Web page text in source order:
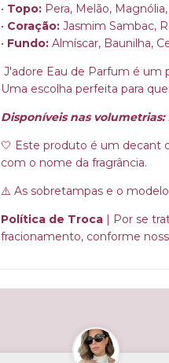
• Topo: Pera, Melão,
• Coração: Jasmim Sambac,
• Fundo: Almíscar, Baunilha,
J'adore Eau de Parfum é um
Uma escolha perfeita para
Disponíveis nas volumetrias:
🤍 Este produto é um decant
com o nome da fragrância.
⚠️ As sobretampas e o
Política de Troca | Por se
fracionamento, conforme